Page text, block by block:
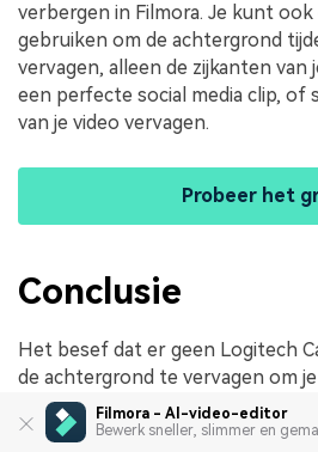
Filmora - AI-video-editor
Bewerk sneller, slimmer en
verbergen in Filmora. Je kunt
gebruiken om de achtergrond
vervagen, alleen de zijkanten van
een perfecte social media clip, of
van je video vervagen.
Probeer het
Conclusie
Het besef dat er geen Logitech
de achtergrond te vervagen om
verbergen, kan frustrerend zijn,
totdat je ontdekt dat er veel